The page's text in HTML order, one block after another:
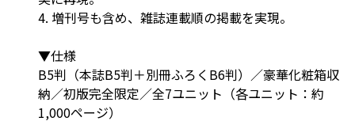
4. 増刊号も含め、雑誌連載順の掲載を実現。
▼仕様
B5判（本誌B5判＋別冊ふろくB6判）／豪華化粧箱収
納／初版完全限定／全7ユニット（各ユニット：約
1,000ページ）